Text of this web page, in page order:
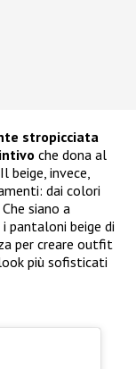
stropicciata
che dona al
invece,
dai colori
siano a
pantaloni beige di
per creare outfit
più sofisticati